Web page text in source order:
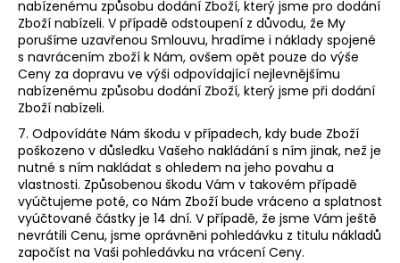
nabízenému způsobu dodání Zboží, který jsme pro dodání
Zboží nabízeli. V případě odstoupení z důvodu, že My
porušíme uzavřenou Smlouvu, hradíme i náklady spojené
s navrácením zboží k Nám, ovšem opět pouze do výše
Ceny za dopravu ve výši odpovídající nejlevnějšímu
nabízenému způsobu dodání Zboží, který jsme při dodání
Zboží nabízeli.
7. Odpovídáte Nám škodu v případech, kdy bude Zboží
poškozeno v důsledku Vašeho nakládání s ním jinak, než je
nutné s ním nakládat s ohledem na jeho povahu a
vlastnosti. Způsobenou škodu Vám v takovém případě
vyúčtujeme poté, co Nám Zboží bude vráceno a splatnost
vyúčtované částky je 14 dní. V případě, že jsme Vám ještě
nevrátili Cenu, jsme oprávněni pohledávku z titulu nákladů
započíst na Vaši pohledávku na vrácení Ceny.